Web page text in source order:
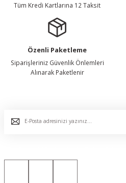
Tüm Kredi Kartlarına 12 Taksit
Özenli Paketleme
Siparişleriniz Güvenlik Önlemleri
Alınarak Paketlenir